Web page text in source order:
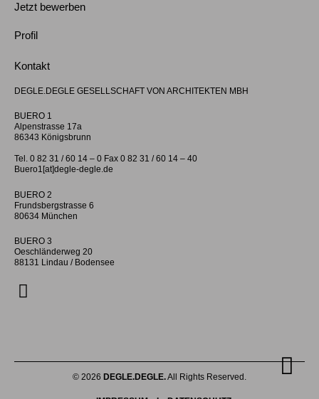
Jetzt bewerben
Profil
Kontakt
DEGLE.DEGLE GESELLSCHAFT VON ARCHITEKTEN MBH
BUERO 1
Alpenstrasse 17a
86343 Königsbrunn
Tel. 0 82 31 / 60 14 – 0 Fax 0 82 31 / 60 14 – 40
Buero1[at]degle-degle.de
BUERO 2
Frundsbergstrasse 6
80634 München
BUERO 3
Oeschländerweg 20
88131 Lindau / Bodensee
© 2026 DEGLE.DEGLE.All Rights Reserved.